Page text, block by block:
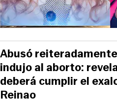
Abusó
indujo al aborto:
deberá cumplir el
Reinao